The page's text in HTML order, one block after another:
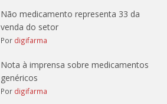
Não medicamento representa 33 da
venda do setor
Por digifarma
Nota à imprensa sobre medicamentos
genéricos
Por digifarma